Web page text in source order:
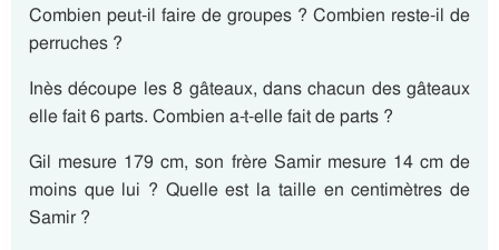
Combien peut-il faire de groupes ? Combien reste-il de
perruches ?
Inès découpe les 8 gâteaux, dans chacun des gâteaux
elle fait 6 parts. Combien a-t-elle fait de parts ?
Gil mesure 179 cm, son frère Samir mesure 14 cm de
moins que lui ? Quelle est la taille en centimètres de
Samir ?